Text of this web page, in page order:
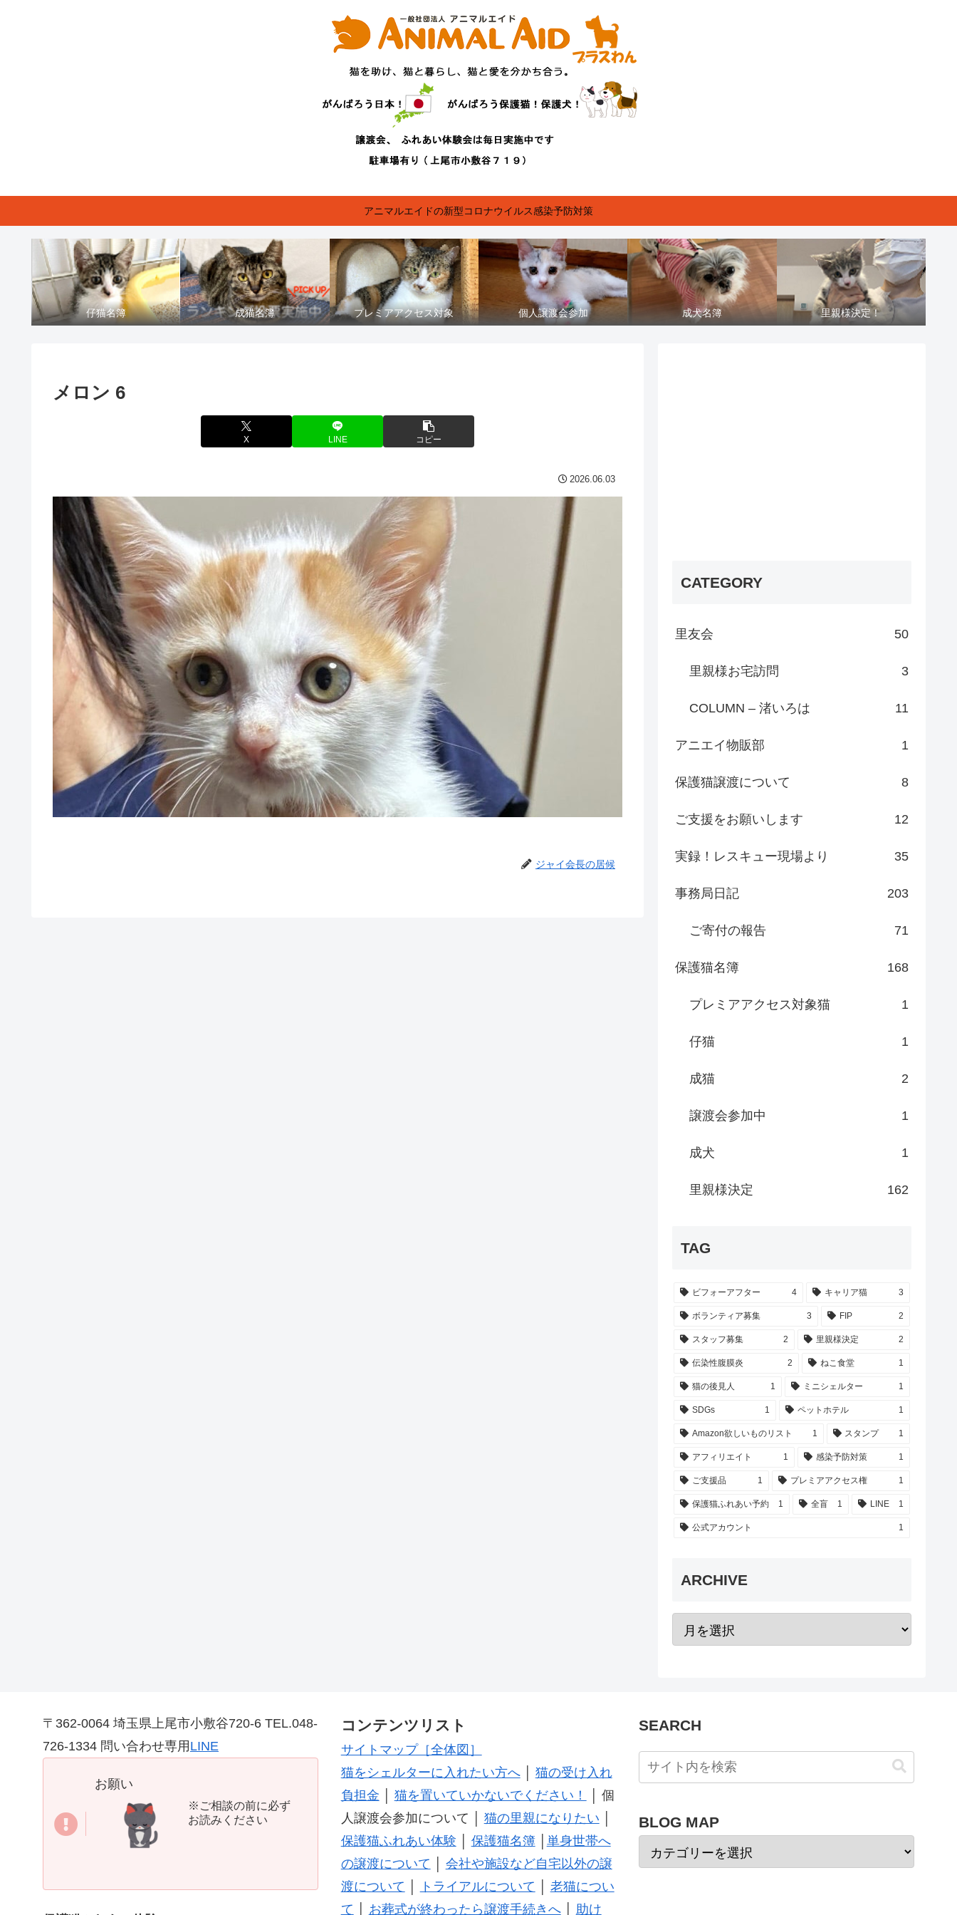
アニマルエイドの新型コロナウイルス感染予防対策
仔猫名簿 成猫名簿 プレミアアクセス対象 個人譲渡会参加 成犬名簿 里親様決定！
メロン 6
X LINE コピー
2026.06.03
ジャイ会長の居候
CATEGORY
里友会 50
里親様お宅訪問 3
COLUMN – 渚いろは 11
アニエイ物販部 1
保護猫譲渡について 8
ご支援をお願いします 12
実録！レスキュー現場より 35
事務局日記 203
ご寄付の報告 71
保護猫名簿 168
プレミアアクセス対象猫 1
仔猫 1
成猫 2
譲渡会参加中 1
成犬 1
里親様決定 162
TAG
ビフォーアフター 4 キャリア猫 3
ボランティア募集 3 FIP 2
スタッフ募集 2 里親様決定 2
伝染性腹膜炎 2 ねこ食堂 1
猫の後見人 1 ミニシェルター 1
SDGs 1 ペットホテル 1
Amazon欲しいものリスト 1 スタンプ 1
アフィリエイト 1 感染予防対策 1
ご支援品 1 プレミアアクセス権 1
保護猫ふれあい予約 1 全盲 1 LINE 1
公式アカウント 1
ARCHIVE
〒362-0064 埼玉県上尾市小敷谷720-6 TEL.048-
726-1334 問い合わせ専用 LINE
お願い
※ご相談の前に必ず
お読みください
コンテンツリスト
サイトマップ［全体図］
猫をシェルターに入れたい方へ│ 猫の受け入れ
負担金
猫を置いていかないでください！
│ 個
人譲渡会参加について │ 猫の里親になりたい
保護猫ふれあい体験
保護猫名簿│ 単身世帯へ
の譲渡について
会社や施設など自宅以外の譲
渡について
トライアルについて
老猫につい
て
お葬式が終わったら譲渡手続きへ│ 助け
SEARCH
BLOG MAP